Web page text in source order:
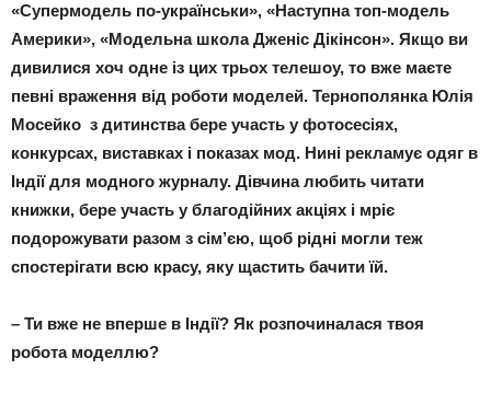
«Супермодель по-українськи», «Наступна топ-модель
Америки», «Модельна школа Дженіс Дікінсон». Якщо ви
дивилися хоч одне із цих трьох телешоу, то вже маєте
певні враження від роботи моделей. Тернополянка Юлія
Мосейко з дитинства бере участь у фотосесіях,
конкурсах, виставках і показах мод. Нині рекламує одяг в
Індії для модного журналу. Дівчина любить читати
книжки, бере участь у благодійних акціях і мріє
подорожувати разом з сім’єю, щоб рідні могли теж
спостерігати всю красу, яку щастить бачити їй.
– Ти вже не вперше в Індії? Як розпочиналася твоя
робота моделлю?